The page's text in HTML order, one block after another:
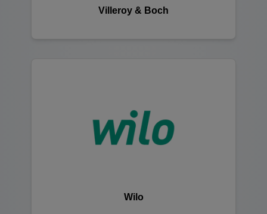
Villeroy & Boch
Wilo